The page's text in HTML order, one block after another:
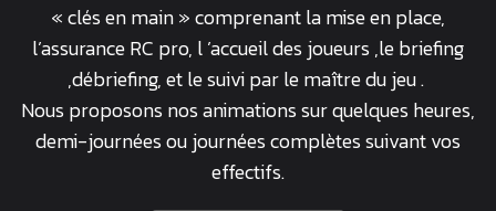
« clés en main » comprenant la mise en place,
l’assurance RC pro, l ’accueil des joueurs ,le briefing
,débriefing, et le suivi par le maître du jeu .
Nous proposons nos animations sur quelques heures,
demi-journées ou journées complètes suivant vos
effectifs.